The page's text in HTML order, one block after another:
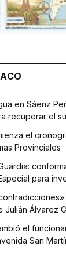
en Sáenz
recuperar el
el
Provinciales
para
Julián Álvarez
el
San